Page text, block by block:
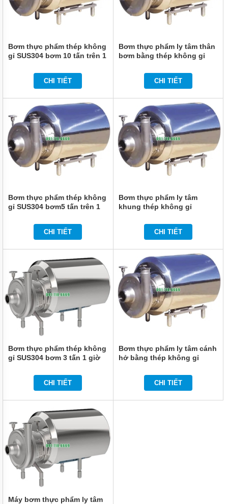
Bơm thực phẩm thép không
gỉ SUS304 bơm 10 tấn trên 1
CHI TIẾT
Bơm thực phẩm ly tâm thân
bơm bằng thép không gỉ
CHI TIẾT
Bơm thực phẩm thép không
gỉ SUS304 bơm5 tấn trên 1
CHI TIẾT
Bơm thực phẩm ly tâm
khung thép không gỉ
CHI TIẾT
Bơm thực phẩm thép không
gỉ SUS304 bơm 3 tấn 1 giờ
CHI TIẾT
Bơm thực phẩm ly tâm cánh
hở bằng thép không gỉ
CHI TIẾT
Máy bơm thực phẩm ly tâm